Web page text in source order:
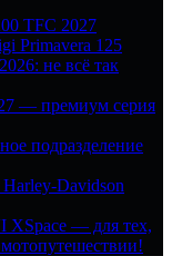
TFC 2027
Primavera 125
не всё так
— премиум серия
подразделение
Davidson
XSpace — для тех,